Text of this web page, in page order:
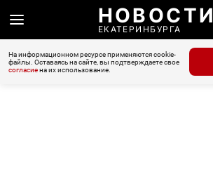
НОВОСТИ
ЕКАТЕРИНБУРГА
На информационном ресурсе применяются cookie-
файлы. Оставаясь на сайте, вы подтверждаете свое
согласиена их использование.